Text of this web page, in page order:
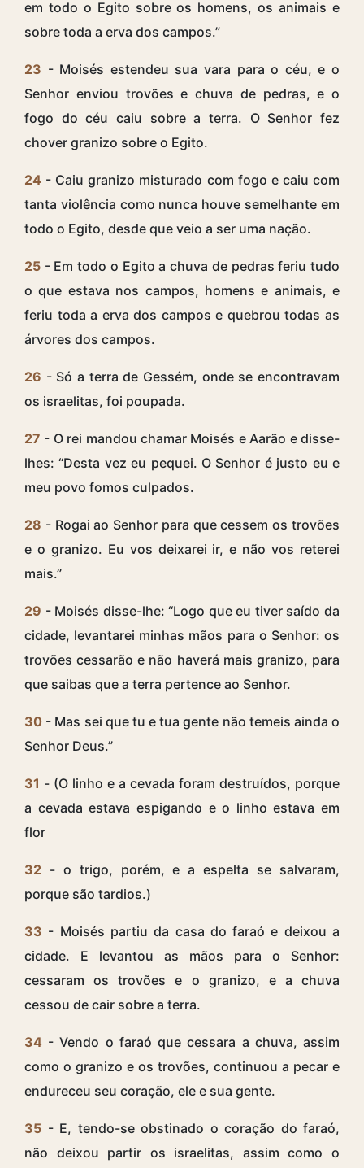
em todo o Egito sobre os homens, os animais e
sobre toda a erva dos campos.”
23 - Moisés estendeu sua vara para o céu, e o
Senhor enviou trovões e chuva de pedras, e o
fogo do céu caiu sobre a terra. O Senhor fez
chover granizo sobre o Egito.
24 - Caiu granizo misturado com fogo e caiu com
tanta violência como nunca houve semelhante em
todo o Egito, desde que veio a ser uma nação.
25 - Em todo o Egito a chuva de pedras feriu tudo
o que estava nos campos, homens e animais, e
feriu toda a erva dos campos e quebrou todas as
árvores dos campos.
26 - Só a terra de Gessém, onde se encontravam
os israelitas, foi poupada.
27 - O rei mandou chamar Moisés e Aarão e disse-
lhes: “Desta vez eu pequei. O Senhor é justo eu e
meu povo fomos culpados.
28 - Rogai ao Senhor para que cessem os trovões
e o granizo. Eu vos deixarei ir, e não vos reterei
mais.”
29 - Moisés disse-lhe: “Logo que eu tiver saído da
cidade, levantarei minhas mãos para o Senhor: os
trovões cessarão e não haverá mais granizo, para
que saibas que a terra pertence ao Senhor.
30 - Mas sei que tu e tua gente não temeis ainda o
Senhor Deus.”
31 - (O linho e a cevada foram destruídos, porque
a cevada estava espigando e o linho estava em
flor
32 - o trigo, porém, e a espelta se salvaram,
porque são tardios.)
33 - Moisés partiu da casa do faraó e deixou a
cidade. E levantou as mãos para o Senhor:
cessaram os trovões e o granizo, e a chuva
cessou de cair sobre a terra.
34 - Vendo o faraó que cessara a chuva, assim
como o granizo e os trovões, continuou a pecar e
endureceu seu coração, ele e sua gente.
35 - E, tendo-se obstinado o coração do faraó,
não deixou partir os israelitas, assim como o